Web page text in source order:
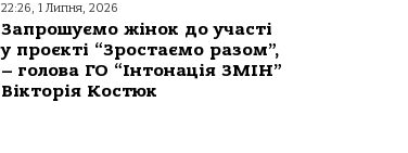
22:26, 1 Липня, 2026
Запрошуємо жінок до участі
у проєкті “Зростаємо разом”,
– голова ГО “Інтонація ЗМІН”
Вікторія Костюк